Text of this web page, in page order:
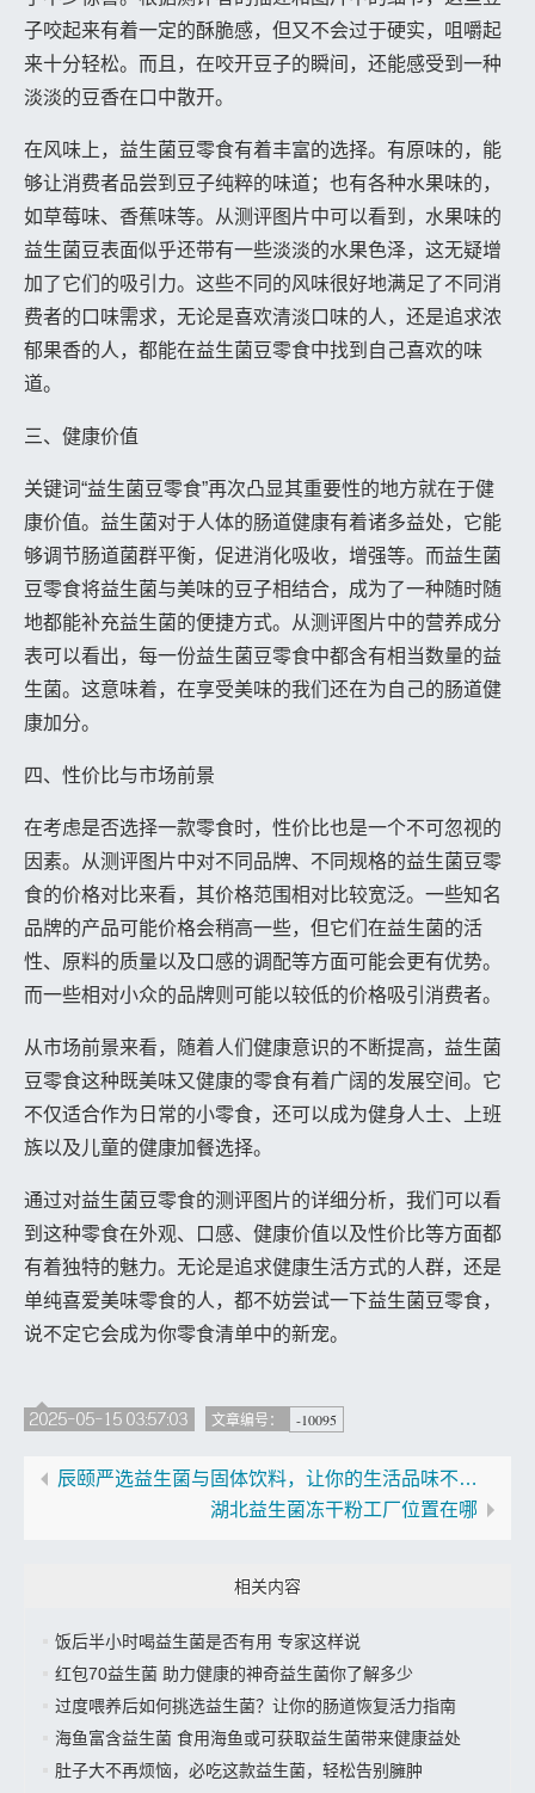
子咬起来有着一定的酥脆感，但又不会过于硬实，咀嚼起
来十分轻松。而且，在咬开豆子的瞬间，还能感受到一种
淡淡的豆香在口中散开。
在风味上，益生菌豆零食有着丰富的选择。有原味的，能
够让消费者品尝到豆子纯粹的味道；也有各种水果味的，
如草莓味、香蕉味等。从测评图片中可以看到，水果味的
益生菌豆表面似乎还带有一些淡淡的水果色泽，这无疑增
加了它们的吸引力。这些不同的风味很好地满足了不同消
费者的口味需求，无论是喜欢清淡口味的人，还是追求浓
郁果香的人，都能在益生菌豆零食中找到自己喜欢的味
道。
三、健康价值
关键词“益生菌豆零食”再次凸显其重要性的地方就在于健
康价值。益生菌对于人体的肠道健康有着诸多益处，它能
够调节肠道菌群平衡，促进消化吸收，增强等。而益生菌
豆零食将益生菌与美味的豆子相结合，成为了一种随时随
地都能补充益生菌的便捷方式。从测评图片中的营养成分
表可以看出，每一份益生菌豆零食中都含有相当数量的益
生菌。这意味着，在享受美味的我们还在为自己的肠道健
康加分。
四、性价比与市场前景
在考虑是否选择一款零食时，性价比也是一个不可忽视的
因素。从测评图片中对不同品牌、不同规格的益生菌豆零
食的价格对比来看，其价格范围相对比较宽泛。一些知名
品牌的产品可能价格会稍高一些，但它们在益生菌的活
性、原料的质量以及口感的调配等方面可能会更有优势。
而一些相对小众的品牌则可能以较低的价格吸引消费者。
从市场前景来看，随着人们健康意识的不断提高，益生菌
豆零食这种既美味又健康的零食有着广阔的发展空间。它
不仅适合作为日常的小零食，还可以成为健身人士、上班
族以及儿童的健康加餐选择。
通过对益生菌豆零食的测评图片的详细分析，我们可以看
到这种零食在外观、口感、健康价值以及性价比等方面都
有着独特的魅力。无论是追求健康生活方式的人群，还是
单纯喜爱美味零食的人，都不妨尝试一下益生菌豆零食，
说不定它会成为你零食清单中的新宠。
2025-05-15 03:57:03 文章编号： -10095
辰颐严选益生菌与固体饮料，让你的生活品味不断升级
湖北益生菌冻干粉工厂位置在哪
相关内容
饭后半小时喝益生菌是否有用 专家这样说
红包70益生菌 助力健康的神奇益生菌你了解多少
过度喂养后如何挑选益生菌？让你的肠道恢复活力指南
海鱼富含益生菌 食用海鱼或可获取益生菌带来健康益处
肚子大不再烦恼，必吃这款益生菌，轻松告别臃肿